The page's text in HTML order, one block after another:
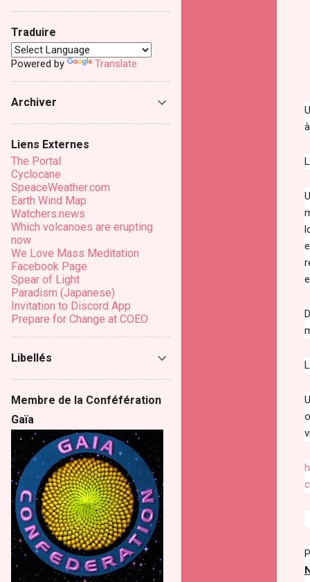
Traduire
Powered by Translate
Archiver
Liens Externes
The Portal
Cyclocane
SpeaceWeather.com
Earth Wind Map
Watchers.news
Which volcanoes are erupting
now
We Love Mass Meditation
Facebook Page
Spear of Light
Paradism (Japanese)
Invitation to Discord App
Prepare for Change at COEO
Libellés
Membre de la Conféfération
Gaïa